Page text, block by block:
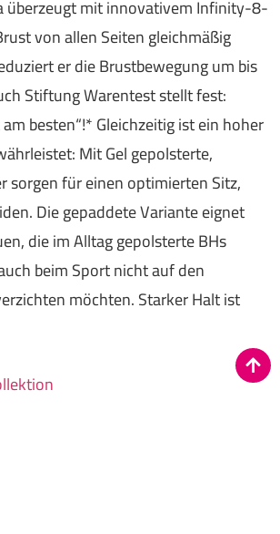
überzeugt mit innovativem Infinity-8-
von allen Seiten gleichmäßig
er die Brustbewegung um bis
Stiftung Warentest stellt fest:
besten“!* Gleichzeitig ist ein hoher
Mit Gel gepolsterte,
sorgen für einen optimierten Sitz,
Die gepaddete Variante eignet
die im Alltag gepolsterte BHs
beim Sport nicht auf den
möchten. Starker Halt ist